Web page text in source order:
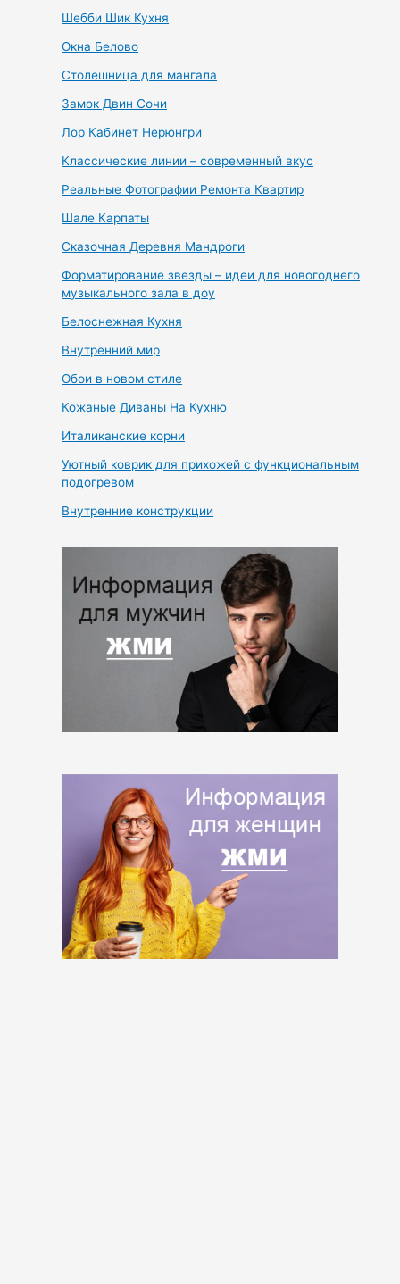
Шебби Шик Кухня
Окна Белово
Столешница для мангала
Замок Двин Сочи
Лор Кабинет Нерюнгри
Классические линии – современный вкус
Реальные Фотографии Ремонта Квартир
Шале Карпаты
Сказочная Деревня Мандроги
Форматирование звезды – идеи для новогоднего
музыкального зала в доу
Белоснежная Кухня
Внутренний мир
Обои в новом стиле
Кожаные Диваны На Кухню
Италиканские корни
Уютный коврик для прихожей с функциональным
подогревом
Внутренние конструкции